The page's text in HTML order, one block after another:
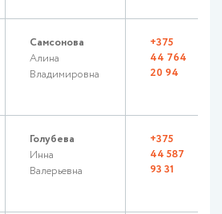
Самсонова
Алина
Владимировна
+375
44 764
20 94
Голубева
Инна
Валерьевна
+375
44 587
93 31